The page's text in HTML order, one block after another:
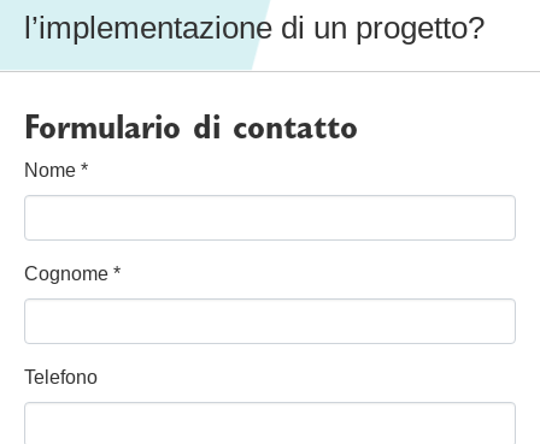
l’implementazione di un progetto?
Formulario di contatto
Nome *
Cognome *
Telefono